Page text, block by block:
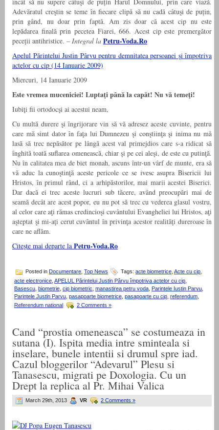
încât să nu supere câtuşi de puțin Harul Domnului, prin care viază.
Adevăratul creştin se teme în fiecare clipă să nu cadă câtuşi de puțin,
prin gând, nu doar prin faptă. Am zis doar că acest cip nu este
lepădarea finală prin pecetea Fiarei, 666. Acest cip este premergător
peceții antihristice. – Integral la Petru-Voda.Ro
Apelul Părintelui Justin Pârvu pentru demnitatea persoanei şi împotriva
actelor cu cip (14 Ianuarie 2009)
Miercuri, 14 Ianuarie 2009
Este vremea muceniciei! Luptaţi până la capăt! Nu vă temeţi!
Iubiţi fii ortodocşi ai acestui neam,
Cu multă durere şi îngrijorare vin să vă adresez aceste cuvinte, pentru
care mă simt dator în faţa lui Dumnezeu şi conştiinţa şi inima nu mă
lasă să trec nepăsător pe lângă acest val primejdios care s-a ridicat să
înghită toată suflarea omenească, chiar şi pe cei aleşi, de este cu putinţă.
Nu în calitatea mea de biet monah, ascuns într-un vârf de munte, era să
vă aduc la cunoştinţă aceste pericole ce se ivesc asupra Bisericii lui
Hristos, în primul rând, ci a arhipăstorilor, mai marii acestei Biserici.
Dar dacă ei trec aceste lucruri sub tăcere, având preocupări mai de
seamă decât are acest popor, eu nu pot să trec cu vederea glasul vostru,
al celor care aţi rămas credincioşi cuvântului Evangheliei lui Hristos, aţi
aşteptat şi mi-aţi cerut cuvântul în privinţa acestor realităţi dureroase în
care ne aflăm.
Citeşte mai departe la Petru-Voda.Ro
Posted in Documentare Top News Tags: acte biometrice Acte cu cip
acte electronice, APELUL Părintelui Justin Pârvu împotriva actelor cu cip,
Basescu, biometrie, cip biometric, manastirea petru voda, Parintele Iustin Parvu,
Parintele Justin Parvu, pasapoarte biometrice, pasapoarte cu cip, referendum,
Referendum national
2 Comments »
Cand “prostia omeneasca” se costumeaza in
sutana (I). Ispita media intre sminteala si
inselare, bunele intentii si drumul spre iad.
Cazul bloggerilor “Adevarul” Plesu si
Tanasescu, migrati pe Doxologia. Cu un
Drept la replica al Pr. Mihai Valica
March 29th, 2013 VR 2 Comments »